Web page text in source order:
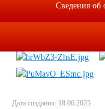
Дата создания: 18.06.2025
Сведения об